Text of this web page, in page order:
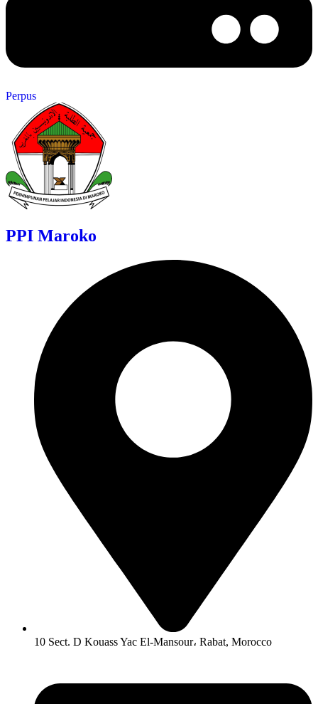
Perpus
PPI Maroko
10 Sect. D Kouass Yac El-Mansour، Rabat, Morocco